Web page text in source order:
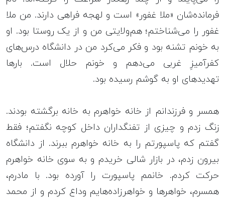
فرمانده‌شان «ملا غفور» است و لهجه‌ فراهی دارند. من ملا
غفور را می‌شناختم؛ هم‌ولایتی من و از یک روستا بود. او
به خونم تشنه بود و فکر می‌کرد من در دانشگاه درس‌های
کفرآمیزِ غربی می‌دهم و خونم حلال است. بارها
تهدیدهای او به گوشم رسیده بود.
همسر و فرزندانم از خانه‌ خواهرم به خانه برگشته بودند.
زنگ زدم و چیزی از تفنگداران داخل کوچه نگفتم؛ فقط
گفتم که پاسپورتم را به خانه‌ خواهرم ببرند. از دانشگاه
بیرون زدم، در بازار شالی خریدم و به سوی خانه‌ خواهرم
حرکت کردم. خانمم پاسپورت را آورده بود. با مادرم،
همسرم، خواهرها و خواهرزاده‌هایم وداع کردم و از محمد